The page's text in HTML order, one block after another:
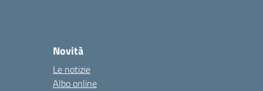
Novità
Le notizie
Albo online